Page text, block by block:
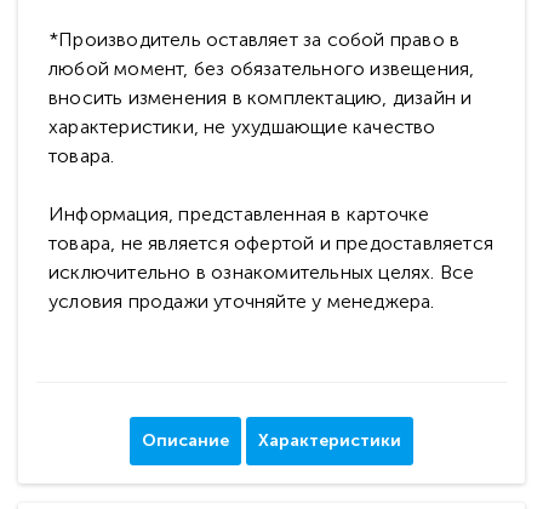
*Производитель оставляет за собой право в
любой момент, без обязательного извещения,
вносить изменения в комплектацию, дизайн и
характеристики, не ухудшающие качество
товара.
Информация, представленная в карточке
товара, не является офертой и предоставляется
исключительно в ознакомительных целях. Все
условия продажи уточняйте у менеджера.
Описание Характеристики